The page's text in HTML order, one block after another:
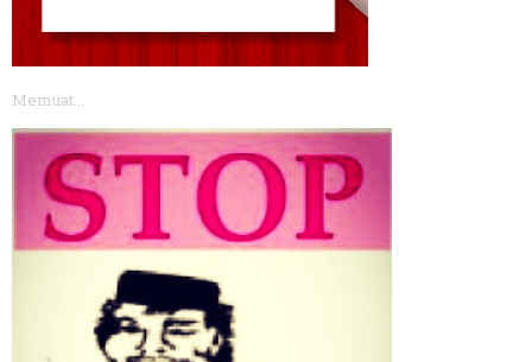
Memuat...